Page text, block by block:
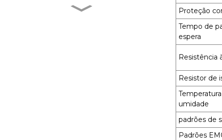
Proteção
Tempo de
espera
Resistência
Resistor de
umidade
padrões de
Padrões